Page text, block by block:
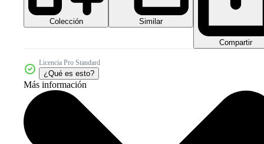
Colección Similar
Compartir
Licencia Pro Standard
¿Qué es esto?
Más información